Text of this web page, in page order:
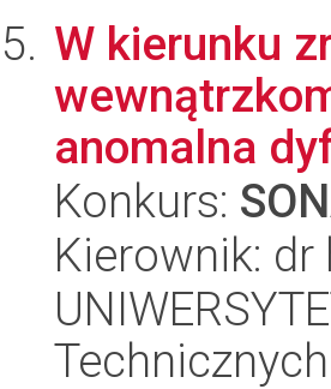
W kierunku
anomalna
Konkurs:
Kierownik:
Technicznych